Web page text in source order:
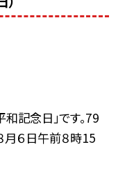
記念日」です。79
６日午前８時15